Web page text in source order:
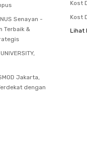
Senayan -
Terbaik &
Jakarta,
dengan
Kost
Kost
Lihat